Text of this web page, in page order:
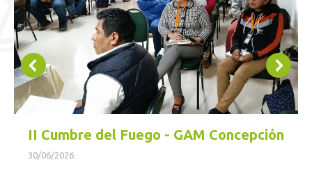
II Cumbre del Fuego - GAM Concepción
30/06/2026